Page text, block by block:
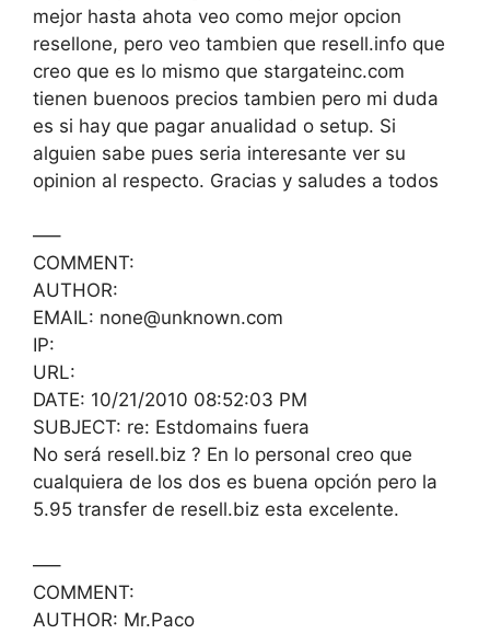
mejor hasta ahota veo como mejor opcion
resellone, pero veo tambien que resell.info que
creo que es lo mismo que stargateinc.com
tienen buenoos precios tambien pero mi duda
es si hay que pagar anualidad o setup. Si
alguien sabe pues seria interesante ver su
opinion al respecto. Gracias y saludes a todos
—–
COMMENT:
AUTHOR:
EMAIL: none@unknown.com
IP:
URL:
DATE: 10/21/2010 08:52:03 PM
SUBJECT: re: Estdomains fuera
No será resell.biz ? En lo personal creo que
cualquiera de los dos es buena opción pero la
5.95 transfer de resell.biz esta excelente.
—–
COMMENT:
AUTHOR: Mr.Paco